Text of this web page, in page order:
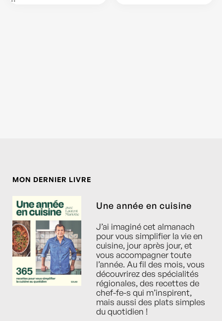
MON DERNIER LIVRE
Une année en cuisine
J’ai imaginé cet almanach
pour vous simplifier la vie en
cuisine, jour après jour, et
vous accompagner toute
l’année. Au fil des mois, vous
découvrirez des spécialités
régionales, des recettes de
chef-fe-s qui m’inspirent,
mais aussi des plats simples
du quotidien !